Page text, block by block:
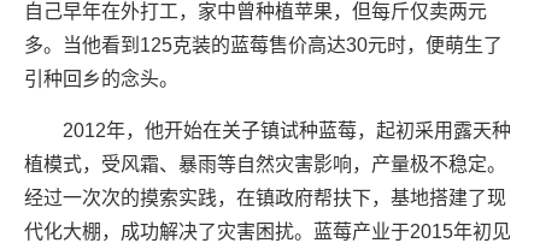
自己早年在外打工，家中曾种植苹果，但每斤仅卖两元
多。当他看到125克装的蓝莓售价高达30元时，便萌生了
引种回乡的念头。
2012年，他开始在关子镇试种蓝莓，起初采用露天种
植模式，受风霜、暴雨等自然灾害影响，产量极不稳定。
经过一次次的摸索实践，在镇政府帮扶下，基地搭建了现
代化大棚，成功解决了灾害困扰。蓝莓产业于2015年初见